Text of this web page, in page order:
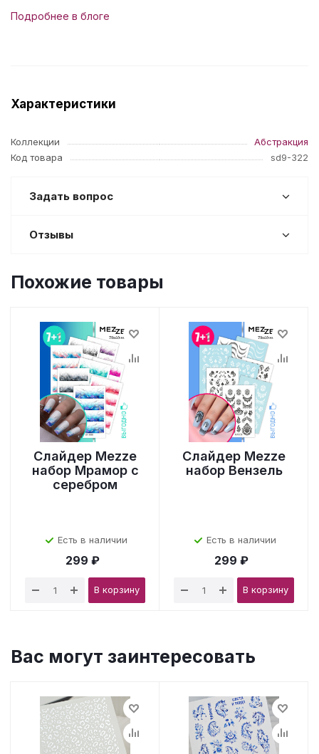
Подробнее в блоге
Характеристики
Коллекции
Абстракция
Код товара
sd9-322
Задать вопрос
Отзывы
Похожие товары
Слайдер Mezze
набор Мрамор с
серебром
Есть в наличии
299 ₽
В корзину
Слайдер Mezze
набор Вензель
Есть в наличии
299 ₽
В корзину
Вас могут заинтересовать